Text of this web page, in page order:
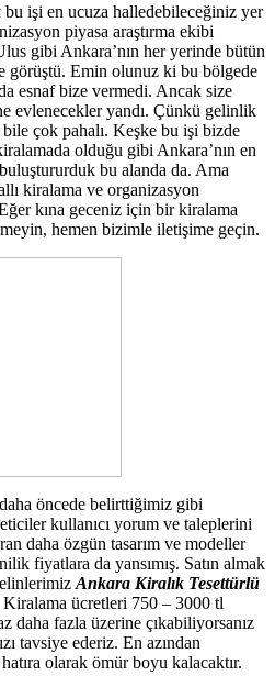
bu işi en ucuza halledebileceğiniz yer
piyasa araştırma ekibi
gibi Ankara’nın her yerinde bütün
görüştü. Emin olunuz ki bu bölgede
esnaf bize vermedi. Ancak size
evlenecekler yandı. Çünkü gelinlik
çok pahalı. Keşke bu işi bizde
olduğu gibi Ankara’nın en
bu alanda da. Ama
kiralama ve organizasyon
kına geceniz için bir kiralama
hemen bizimle iletişime geçin.
öncede belirttiğimiz gibi
kullanıcı yorum ve taleplerini
daha özgün tasarım ve modeller
fiyatlara da yansımış. Satın almak
Ankara Kiralık Tesettürlü
ücretleri 750 – 3000 tl
daha fazla üzerine çıkabiliyorsanız
tavsiye ederiz. En azından
olarak ömür boyu kalacaktır.